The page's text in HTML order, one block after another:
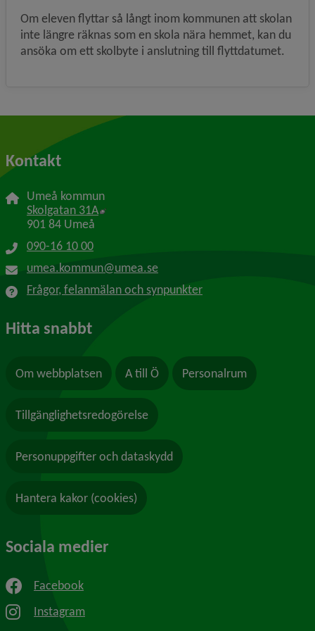
Om eleven flyttar så långt inom kommunen att skolan
inte längre räknas som en skola nära hemmet, kan du
ansöka om ett skolbyte i anslutning till flyttdatumet.
Kontakt
Umeå kommun
Skolgatan 31A Länk till annan webbplats, öppnas i nytt
901 84 Umeå
090-16 10 00
umea.kommun@umea.se
Frågor, felanmälan och synpunkter
Hitta snabbt
Om webbplatsen A till Ö Personalrum
Tillgänglighetsredogörelse
Personuppgifter och dataskydd
Hantera kakor (cookies)
Sociala medier
Facebook
Instagram